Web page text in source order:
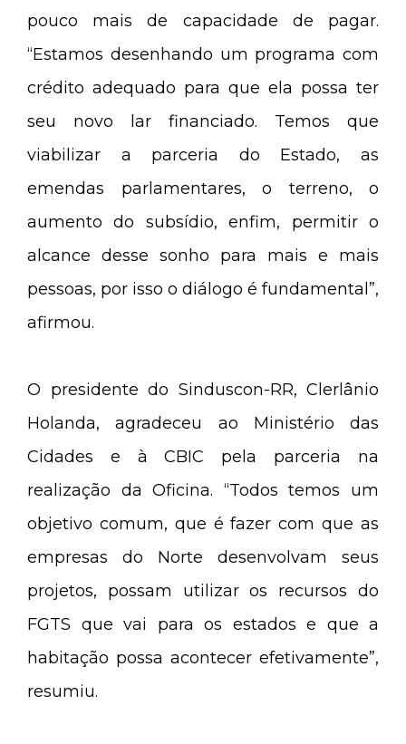
pouco mais de capacidade de pagar.
“Estamos desenhando um programa com
crédito adequado para que ela possa ter
seu novo lar financiado. Temos que
viabilizar a parceria do Estado, as
emendas parlamentares, o terreno, o
aumento do subsídio, enfim, permitir o
alcance desse sonho para mais e mais
pessoas, por isso o diálogo é fundamental”,
afirmou.
O presidente do Sinduscon-RR, Clerlânio
Holanda, agradeceu ao Ministério das
Cidades e à CBIC pela parceria na
realização da Oficina. “Todos temos um
objetivo comum, que é fazer com que as
empresas do Norte desenvolvam seus
projetos, possam utilizar os recursos do
FGTS que vai para os estados e que a
habitação possa acontecer efetivamente”,
resumiu.